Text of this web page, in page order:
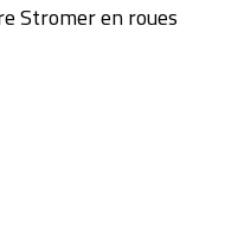
Stromer en roues